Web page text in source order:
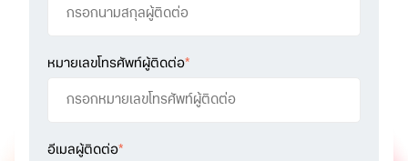
หมายเลขโทรศัพท์ผู้ติดต่อ*
อีเมลผู้ติดต่อ*